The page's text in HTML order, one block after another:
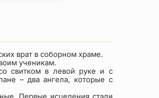
врат в соборном храме.
ученикам.
свитком в левой руке и с
– два ангела, которые с